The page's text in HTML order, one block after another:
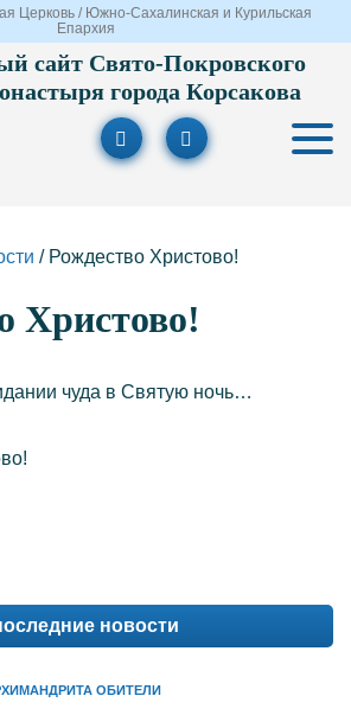
Церковь / Южно-Сахалинская и Курильская
Епархия
сайт Свято-Покровского
города Корсакова
/ Рождество Христово!
Христово!
чуда в Святую ночь…
новости
ОБИТЕЛИ